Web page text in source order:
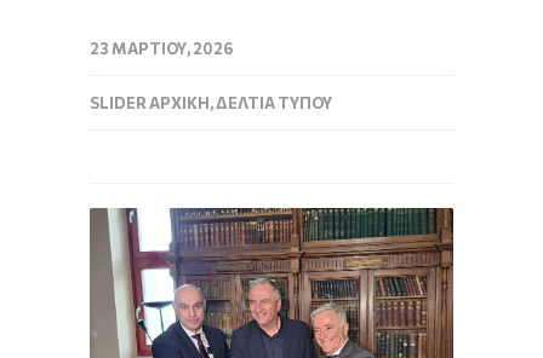
23 ΜΑΡΤΊΟΥ, 2026
SLIDER ΑΡΧΙΚΉ,ΔΕΛΤΊΑ ΤΎΠΟΥ